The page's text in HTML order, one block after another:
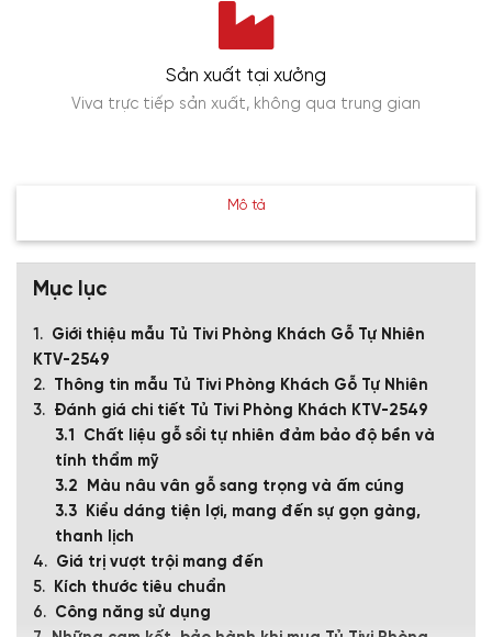
Sản xuất tại xưởng
Viva trực tiếp sản xuất, không qua trung gian
Mô tả
Mục lục
Giới thiệu mẫu Tủ Tivi Phòng Khách Gỗ Tự Nhiên
KTV-2549
Thông tin mẫu Tủ Tivi Phòng Khách Gỗ Tự Nhiên
Đánh giá chi tiết Tủ Tivi Phòng Khách KTV-2549
Chất liệu gỗ sồi tự nhiên đảm bảo độ bền và
tính thẩm mỹ
Màu nâu vân gỗ sang trọng và ấm cúng
Kiểu dáng tiện lợi, mang đến sự gọn gàng,
thanh lịch
Giá trị vượt trội mang đến
Kích thước tiêu chuẩn
Công năng sử dụng